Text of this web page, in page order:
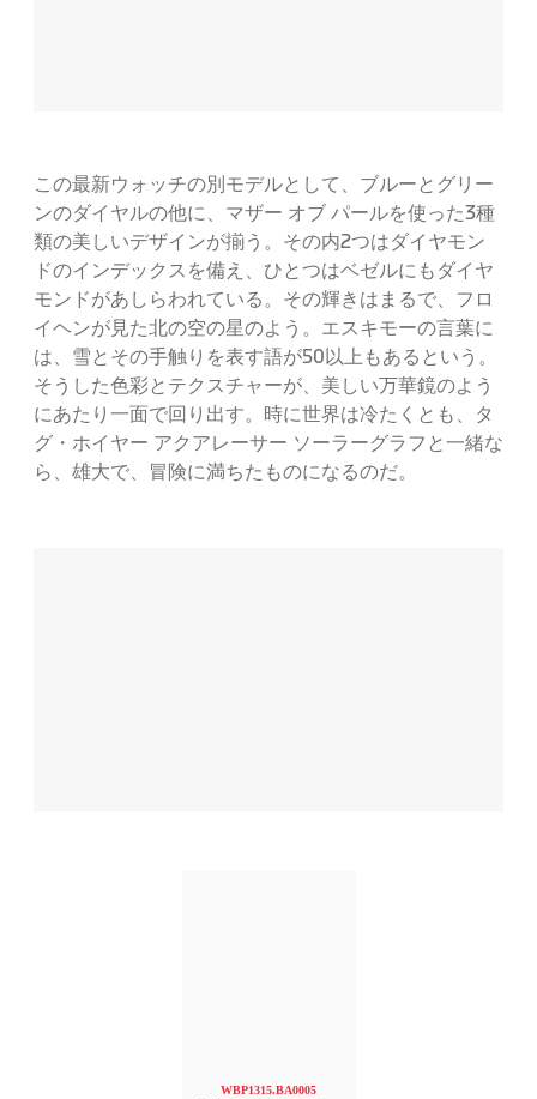
この最新ウォッチの別モデルとして、ブルーとグリー
ンのダイヤルの他に、マザー オブ パールを使った3種
類の美しいデザインが揃う。その内2つはダイヤモン
ドのインデックスを備え、ひとつはベゼルにもダイヤ
モンドがあしらわれている。その輝きはまるで、フロ
イヘンが見た北の空の星のよう。エスキモーの言葉に
は、雪とその手触りを表す語が50以上もあるという。
そうした色彩とテクスチャーが、美しい万華鏡のよう
にあたり一面で回り出す。時に世界は冷たくとも、タ
グ・ホイヤー アクアレーサー ソーラーグラフと一緒な
ら、雄大で、冒険に満ちたものになるのだ。
WBP1315.BA0005